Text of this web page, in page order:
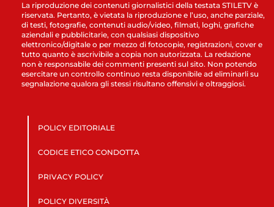
La riproduzione dei contenuti giornalistici della testata STILETV è
riservata. Pertanto, è vietata la riproduzione e l’uso, anche parziale,
di testi, fotografie, contenuti audio/video, filmati, loghi, grafiche
aziendali e pubblicitarie, con qualsiasi dispositivo
elettronico/digitale o per mezzo di fotocopie, registrazioni, cover e
tutto quanto è ascrivibile a copia non autorizzata. La redazione
non è responsabile dei commenti presenti sul sito. Non potendo
esercitare un controllo continuo resta disponibile ad eliminarli su
segnalazione qualora gli stessi risultano offensivi e oltraggiosi.
POLICY EDITORIALE
CODICE ETICO CONDOTTA
PRIVACY POLICY
POLICY DIVERSITÀ